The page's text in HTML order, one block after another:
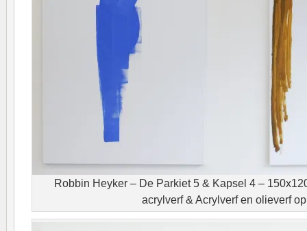
Robbin Heyker – De Parkiet 5 & Kapsel 4 –
acrylverf & Acrylverf en olieverf